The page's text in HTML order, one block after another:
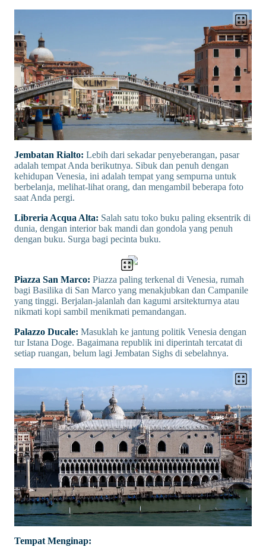
Jembatan Rialto: Lebih dari sekadar penyeberangan, pasar
adalah tempat Anda berikutnya. Sibuk dan penuh dengan
kehidupan Venesia, ini adalah tempat yang sempurna untuk
berbelanja, melihat-lihat orang, dan mengambil beberapa foto
saat Anda pergi.
Libreria Acqua Alta: Salah satu toko buku paling eksentrik di
dunia, dengan interior bak mandi dan gondola yang penuh
dengan buku. Surga bagi pecinta buku.
Piazza San Marco: Piazza paling terkenal di Venesia, rumah
bagi Basilika di San Marco yang menakjubkan dan Campanile
yang tinggi. Berjalan-jalanlah dan kagumi arsitekturnya atau
nikmati kopi sambil menikmati pemandangan.
Palazzo Ducale: Masuklah ke jantung politik Venesia dengan
tur Istana Doge. Bagaimana republik ini diperintah tercatat di
setiap ruangan, belum lagi Jembatan Sighs di sebelahnya.
Tempat Menginap: